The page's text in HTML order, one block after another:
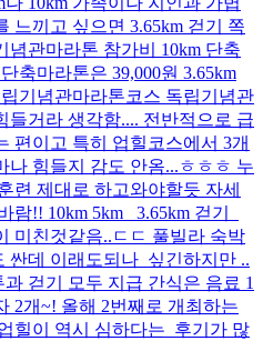
느끼고 싶으면 3.65km 걷기 쪽
념관마라톤 참가비 10km 단축
축마라톤은 39,000원 3.65km
기념관마라톤코스 독립기념관
들거라 생각함.... 전반적으로 급
편이고 특히 업힐코스에서 3개
나 힘들지 감도 안옴...ㅎㅎㅎ 누
련 제대로 하고와야할듯 자세
람!! 10km 5km 3.65km 걷기
미친것같음..ㄷㄷ 풀빌라 숙박
싼데 이래도되나 싶긴하지만 ..
걷기 모두 지급 간식은 음료 1
2개~! 올해 2번째로 개최하는
힐이 역시 심하다는 후기가 많